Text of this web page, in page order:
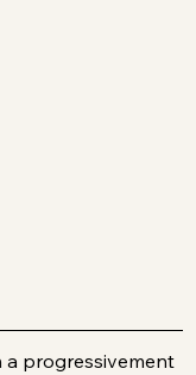
a progressivement